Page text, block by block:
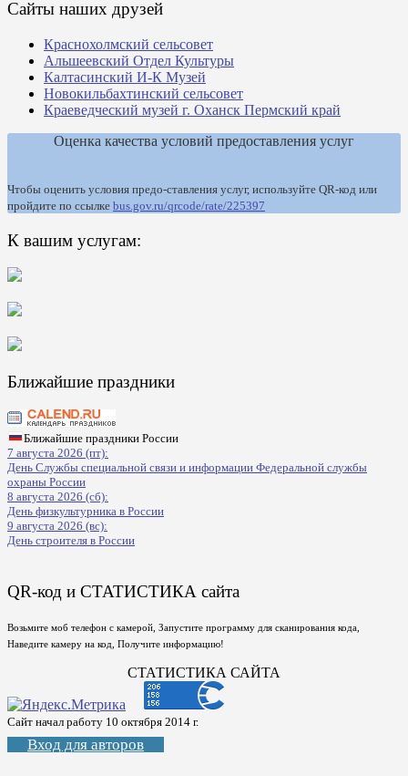
Сайты наших друзей
Краснохолмский сельсовет
Альшеевский Отдел Культуры
Калтасинский И-К Музей
Новокильбахтинский сельсовет
Краеведческий музей г. Оханск Пермский край
Оценка качества условий предоставления услуг
Чтобы оценить условия предо-ставления услуг, используйте QR-код или
пройдите по ссылке bus.gov.ru/qrcode/rate/225397
К вашим услугам:
Ближайшие праздники
Ближайшие праздники России
7 августа 2026 (пт):
День Службы специальной связи и информации Федеральной службы
охраны России
8 августа 2026 (сб):
День физкультурника в России
9 августа 2026 (вс):
День строителя в России
QR-код и СТАТИСТИКА сайта
Возьмите моб телефон с камерой, Запустите программу для сканирования кода,
Наведите камеру на код, Получите информацию!
СТАТИСТИКА САЙТА
Сайт начал работу 10 октября 2014 г.
Вход для авторов